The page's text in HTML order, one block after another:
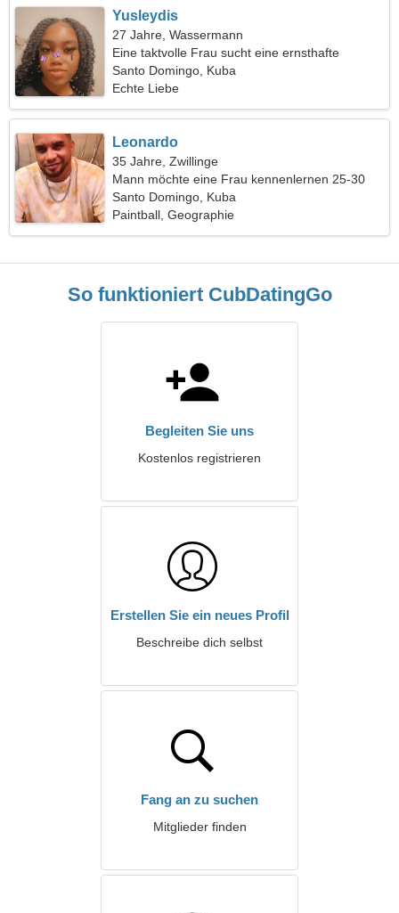
Yusleydis
27 Jahre, Wassermann
Eine taktvolle Frau sucht eine ernsthafte
Beziehung
Santo Domingo, Kuba
Echte Liebe
Leonardo
35 Jahre, Zwillinge
Mann möchte eine Frau kennenlernen 25-30
Santo Domingo, Kuba
Paintball, Geographie
So funktioniert CubDatingGo
Begleiten Sie uns
Kostenlos registrieren
Erstellen Sie ein neues Profil
Beschreibe dich selbst
Fang an zu suchen
Mitglieder finden